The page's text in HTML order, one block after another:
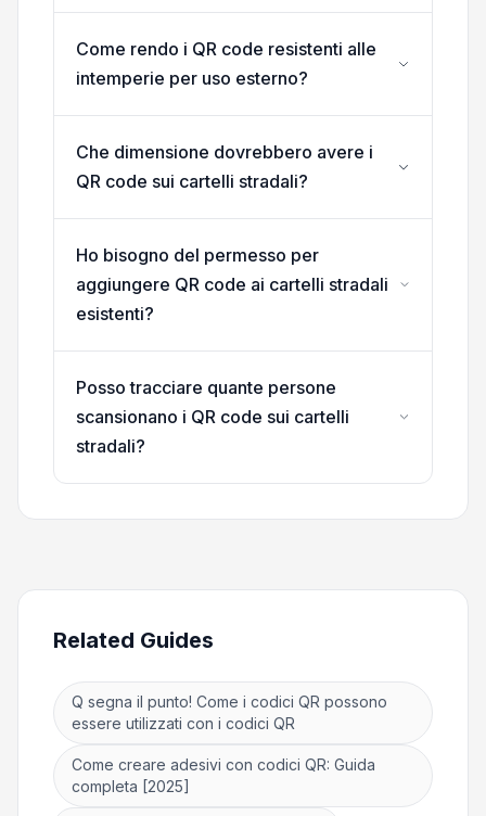
Come rendo i QR code resistenti alle
intemperie per uso esterno?
Che dimensione dovrebbero avere i
QR code sui cartelli stradali?
Ho bisogno del permesso per
aggiungere QR code ai cartelli stradali
esistenti?
Posso tracciare quante persone
scansionano i QR code sui cartelli
stradali?
Related Guides
Q segna il punto! Come i codici QR possono
essere utilizzati con i codici QR
Come creare adesivi con codici QR: Guida
completa [2025]